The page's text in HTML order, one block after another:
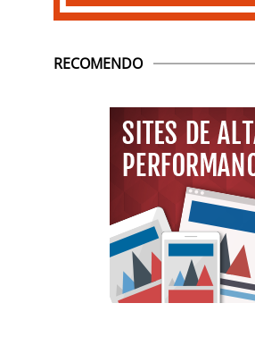
RECOMENDO